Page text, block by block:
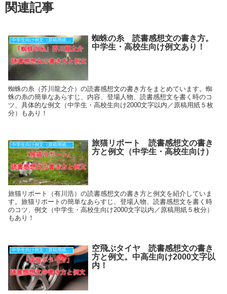
関連記事
蜘蛛の糸 読書感想文の書き方。
中学生・高校生向け例文あり！
蜘蛛の糸（芥川龍之介）の読書感想文の書き方をまとめています。蜘
蛛の糸の簡単なあらすじ、内容、登場人物、読書感想文を書く時のコ
ツ、具体的な例文（中学生・高校生向け2000文字以内／原稿用紙５枚
分）もあり！
中学生向け例文（原稿用紙５枚）
旅猫リポート 読書感想文の書き
方と例文（中学生・高校生向け）
旅猫リポート（有川浩）の読書感想文の書き方と例文を紹介していま
す。旅猫リポートの簡単なあらすじ、登場人物、読書感想文を書く時
のコツ、例文（中学生・高校生向け2000文字以内／原稿用紙５枚分）
もあり！
空飛ぶタイヤ 読書感想文の書き
方と例文。中高生向け2000文字以
内！